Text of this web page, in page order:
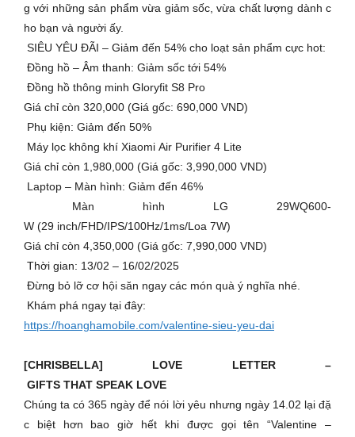
g với những sản phẩm vừa giảm sốc, vừa chất lượng dành c
ho bạn và người ấy.
SIÊU YÊU ĐÃI – Giảm đến 54% cho loạt sản phẩm cực hot:
Đồng hồ – Âm thanh: Giảm sốc tới 54%
Đồng hồ thông minh Gloryfit S8 Pro
Giá chỉ còn 320,000 (Giá gốc: 690,000 VND)
Phụ kiện: Giảm đến 50%
Máy lọc không khí Xiaomi Air Purifier 4 Lite
Giá chỉ còn 1,980,000 (Giá gốc: 3,990,000 VND)
Laptop – Màn hình: Giảm đến 46%
Màn hình LG 29WQ600-
W (29 inch/FHD/IPS/100Hz/1ms/Loa 7W)
Giá chỉ còn 4,350,000 (Giá gốc: 7,990,000 VND)
Thời gian: 13/02 – 16/02/2025
Đừng bỏ lỡ cơ hội săn ngay các món quà ý nghĩa nhé.
Khám phá ngay tại đây:
https://hoanghamobile.com/valentine-sieu-yeu-dai
[CHRISBELLA] LOVE LETTER –
GIFTS THAT SPEAK LOVE
Chúng ta có 365 ngày để nói lời yêu nhưng ngày 14.02 lại đặ
c biệt hơn bao giờ hết khi được gọi tên “Valentine –